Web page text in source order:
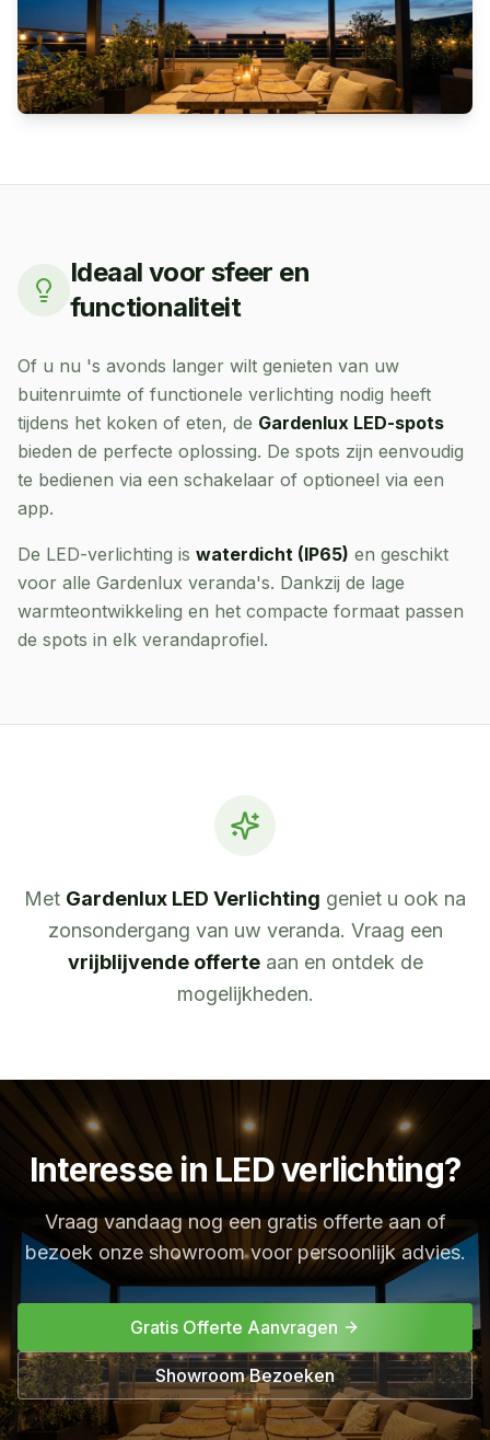
Ideaal voor sfeer en
functionaliteit
Of u nu 's avonds langer wilt genieten van uw
buitenruimte of functionele verlichting nodig heeft
tijdens het koken of eten, de Gardenlux LED-spots
bieden de perfecte oplossing. De spots zijn eenvoudig
te bedienen via een schakelaar of optioneel via een
app.
De LED-verlichting is waterdicht (IP65) en geschikt
voor alle Gardenlux veranda's. Dankzij de lage
warmteontwikkeling en het compacte formaat passen
de spots in elk verandaprofiel.
Met Gardenlux LED Verlichting geniet u ook na
zonsondergang van uw veranda. Vraag een
vrijblijvende offerteaan en ontdek de
mogelijkheden.
Interesse in LED verlichting?
Vraag vandaag nog een gratis offerte aan of
bezoek onze showroom voor persoonlijk advies.
Gratis Offerte Aanvragen
Showroom Bezoeken